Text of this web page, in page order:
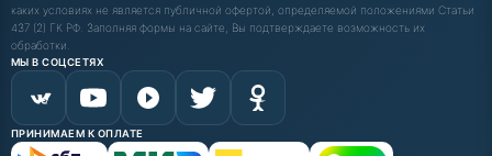
каких условиях не является публичной офертой, определяемой положениями Статьи
437 (2) ГК РФ. Заполняя формы на сайте, Вы подтверждаете возможность их
обработки.
МЫ В СОЦСЕТЯХ
ПРИНИМАЕМ К ОПЛАТЕ